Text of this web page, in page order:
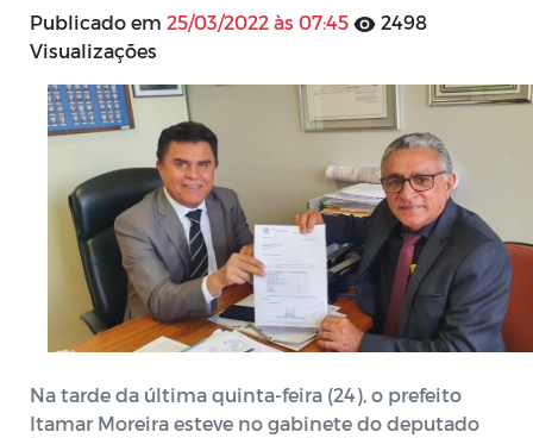
Publicado em 25/03/2022 às 07:45
2498
Visualizações
Na tarde da última quinta-feira (24), o prefeito
Itamar Moreira esteve no gabinete do deputado